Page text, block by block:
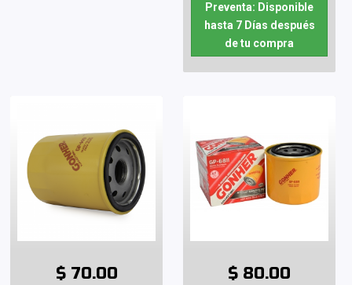
Preventa: Disponible
hasta 7 Días después
de tu compra
$ 70.00 $ 80.00